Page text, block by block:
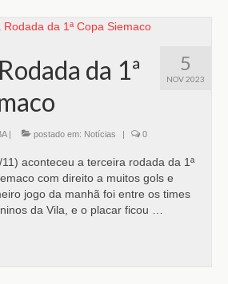
5
NOV 2023
da 1ª
| postado em: Notícias | 0
aconteceu a terceira rodada da 1ª
com direito a muitos gols e
jogo da manhã foi entre os times
da Vila, e o placar ficou …